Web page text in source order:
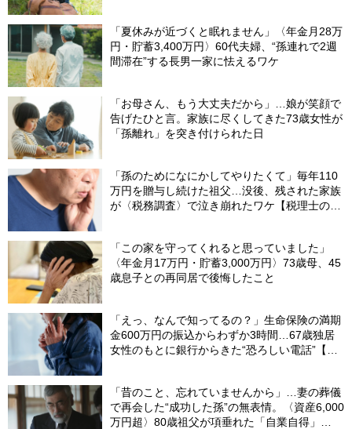
「夏休みが近づくと眠れません」〈年金月28万
円・貯蓄3,400万円〉60代夫婦、“孫連れで2週
間滞在”する長男一家に怯えるワケ
「お母さん、もう大丈夫だから」…娘が笑顔で
告げたひと言。家族に尽くしてきた73歳女性が
「孫離れ」を突き付けられた日
「孫のためになにかしてやりたくて」毎年110
万円を贈与し続けた祖父…没後、残された家族
が〈税務調査〉で泣き崩れたワケ【税理士の助
「この家を守ってくれると思っていました」
〈年金月17万円・貯蓄3,000万円〉73歳母、45
歳息子との再同居で後悔したこと
「えっ、なんで知ってるの？」生命保険の満期
金600万円の振込からわずか3時間…67歳独居
女性のもとに銀行からきた“恐ろしい電話”【FP
「昔のこと、忘れていませんから」…妻の葬儀
で再会した“成功した孫”の無表情。〈資産6,000
万円超〉80歳祖父が項垂れた「自業自得」